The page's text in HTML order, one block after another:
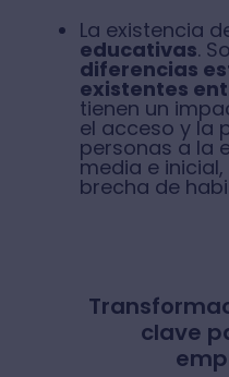
La existencia
educativas.
diferencias
existentes
tienen un
el acceso y la
personas a la
media e
brecha de
clave